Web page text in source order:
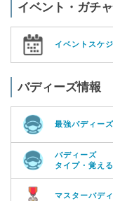
イベント・ガチ
イベントスケ
バディーズ情報
最強バディーズ
バディーズ
タイプ・覚え
マスターバデ